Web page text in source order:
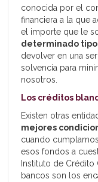
conocida por el
financiera a la que
el importe que le
determinado
devolver en una
solvencia para
nosotros.
Los créditos
Existen otras
mejores
cuando
esos fondos a
Instituto de Crédito
bancos son los